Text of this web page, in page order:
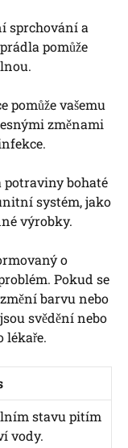
sprchování a
pomůže
pomůže vašemu
změnami
potraviny bohaté
systém, jako
výrobky.
o
Pokud se
barvu nebo
svědění nebo
lékaře.
stavu pitím
vody.